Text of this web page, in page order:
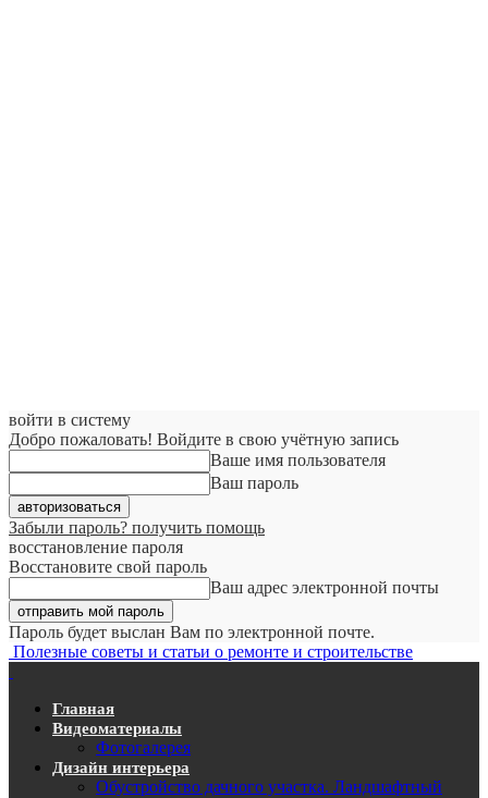
войти в систему
Добро пожаловать! Войдите в свою учётную запись
Ваше имя пользователя
Ваш пароль
Забыли пароль? получить помощь
восстановление пароля
Восстановите свой пароль
Ваш адрес электронной почты
Пароль будет выслан Вам по электронной почте.
Полезные советы и статьи о ремонте и строительстве
Главная
Видеоматериалы
Фотогалерея
Дизайн интерьера
Обустройство дачного участка. Ландшафтный